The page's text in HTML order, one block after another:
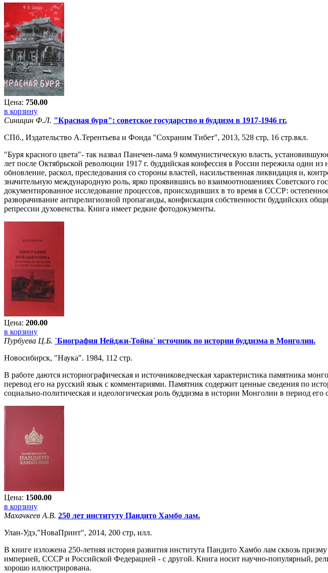
Цена: 750.00
в корзину
Синицин Ф.Л. "Красная буря": советское государство и буддизм в 1917-1946 гг.
СПб., Издательство А.Терентьева и Фонда "Сохраним Тибет", 2013, 528 стр, 16 стр.вкл.
"Буря красного цвета"- так назвал Панечен-лама 9 коммунистическую власть,
лет после Октябрьской революции 1917 г. буддийская конфессия в России пережила один
обновление, раскол, преследования со стороны властей, насильственная ликвидация и,
значительную международную роль, ярко проявившись во взаимоотношениях Советского
документированное исследование процессов, происходивших в то время в СССР:
разворачивание антирелигиозной пропаганды, конфискация собственности буддийских
репрессии духовенства. Книга имеет редкие фотодокументы.
Цена: 200.00
в корзину
Пурбуева Ц.Б. `Биография Нейджи-Тойна` источник по истории буддизма в Монголии.
Новосибирск, "Наука". 1984, 112 стр.
В работе даются историографическая и источниковедческая характеристика памятника
перевод его на русский язык с комментариями. Памятник содержит ценные сведения по
социально-политическая и идеологическая роль буддизма в истории Монголии в период его
Цена: 1500.00
в корзину
Махачкеев А.В. 250 лет институту Пандито Хамбо лам.
Улан-Удэ,"НоваПринт", 2014, 200 стр, илл.
В книге изложена 250-летняя история развития института Пандито Хамбо лам сквозь
империей, СССР и Российской Федерацией - с другой. Книга носит научно-популярный,
хорошо иллюстрирована.